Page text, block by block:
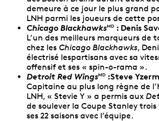
demeure à ce jour le plus grand
LNH parmi les joueurs de cette
Chicago BlackhawksMD : Denis
L’un des meilleurs marqueurs de
chez les Chicago Blackhawks,
électrisé lespartisans avec sa
offensif et ses « spin-o-rama ».
Detroit Red WingsMD :Steve
Capitaine au plus long règne de
LNH, « Stevie Y » a permis aux
de soulever la Coupe Stanley
ses 22 saisons avec l’équipe.